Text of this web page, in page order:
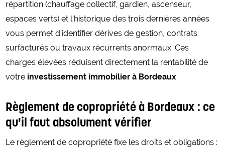
répartition (chauffage collectif, gardien, ascenseur,
espaces verts) et l'historique des trois dernières années
vous permet d’identifier dérives de gestion, contrats
surfacturés ou travaux récurrents anormaux. Ces
charges élevées réduisent directement la rentabilité de
votre investissement immobilier à Bordeaux.
Règlement de copropriété à Bordeaux : ce
qu'il faut absolument vérifier
Le règlement de copropriété fixe les droits et obligations :